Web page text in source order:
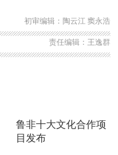
初审编辑：陶云江 窦永浩
责任编辑：王逸群
鲁非十大文化合作项
目发布